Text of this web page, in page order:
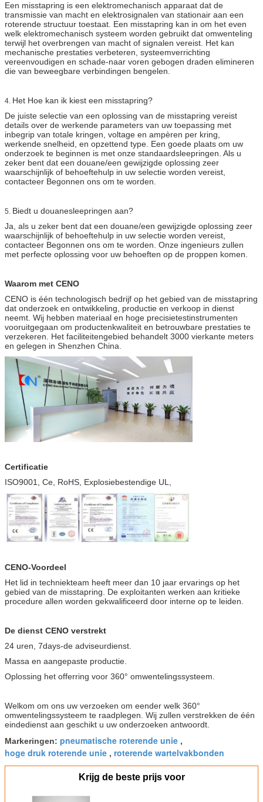
Een misstapring is een elektromechanisch apparaat dat de
transmissie van macht en elektrosignalen van stationair aan een
roterende structuur toestaat. Een misstapring kan in om het even
welk elektromechanisch systeem worden gebruikt dat omwenteling
terwijl het overbrengen van macht of signalen vereist. Het kan
mechanische prestaties verbeteren, systeemverrichting
vereenvoudigen en schade-naar voren gebogen draden elimineren
die van beweegbare verbindingen bengelen.
4. Het Hoe kan ik kiest een misstapring?
De juiste selectie van een oplossing van de misstapring vereist
details over de werkende parameters van uw toepassing met
inbegrip van totale kringen, voltage en ampèren per kring,
werkende snelheid, en opzettend type. Een goede plaats om uw
onderzoek te beginnen is met onze standaardsleepringen. Als u
zeker bent dat een douane/een gewijzigde oplossing zeer
waarschijnlijk of behoeftehulp in uw selectie worden vereist,
contacteer Begonnen ons om te worden.
5. Biedt u douanesleepringen aan?
Ja, als u zeker bent dat een douane/een gewijzigde oplossing zeer
waarschijnlijk of behoeftehulp in uw selectie worden vereist,
contacteer Begonnen ons om te worden. Onze ingenieurs zullen
met perfecte oplossing voor uw behoeften op de proppen komen.
Waarom met CENO
CENO is één technologisch bedrijf op het gebied van de misstapring
dat onderzoek en ontwikkeling, productie en verkoop in dienst
neemt. Wij hebben materiaal en hoge precisietestinstrumenten
vooruitgegaan om productenkwaliteit en betrouwbare prestaties te
verzekeren. Het faciliteitengebied behandelt 3000 vierkante meters
en gelegen in Shenzhen China.
Certificatie
ISO9001, Ce, RoHS, Explosiebestendige UL,
CENO-Voordeel
Het lid in techniekteam heeft meer dan 10 jaar ervarings op het
gebied van de misstapring. De exploitanten werken aan kritieke
procedure allen worden gekwalificeerd door interne op te leiden.
De dienst CENO verstrekt
24 uren, 7days-de adviseurdienst.
Massa en aangepaste productie.
Oplossing het offerring voor 360° omwentelingssysteem.
Welkom om ons uw verzoeken om eender welk 360°
omwentelingssysteem te raadplegen. Wij zullen verstrekken de één
eindedienst aan geschikt u uw onderzoeken antwoordt.
Markeringen: pneumatische roterende unie ,
hoge druk roterende unie , roterende wartelvakbonden
Krijg de beste prijs voor